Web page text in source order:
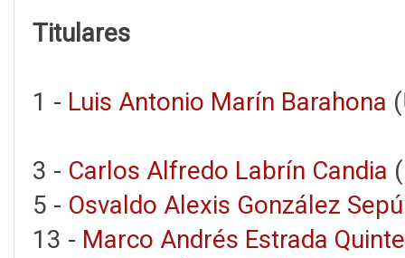
Titulares
1 - Luis Antonio Marín Barahona (
3 - Carlos Alfredo Labrín Candia (
5 - Osvaldo Alexis González
13 - Marco Andrés Estrada